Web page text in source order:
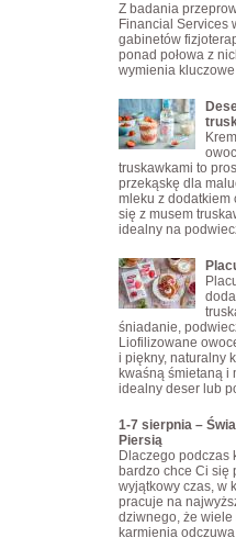
Z badania
Financial Services
gabinetów
ponad połowa z
wymienia
truskawkami to
przekąskę dla
mleku z dodatkiem
się z musem
idealny na
śniadanie,
Liofilizowane
i piękny, naturalny
kwaśną śmietaną i
idealny deser lub
1-7 sierpnia –
Piersią
Dlaczego podczas
bardzo chce Ci się
wyjątkowy czas, w
pracuje na
dziwnego, że wiele
karmienia